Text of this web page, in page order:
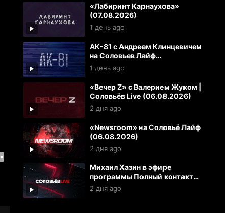
«Лабиринт Карнаухова»
(07.08.2026)
1 день ago
АК-81 с Андреем Клинцевичем
на Соловьев Лайф
(07.08.2026)
1 день ago
«Вечер Z» с Валерием Жуком |
Соловьёв Live (06.08.2026)
2 дня ago
«Newsroom» на Соловьё Лайф
(06.08.2026)
2 дня ago
Михаил Хазин в эфире
программы Полный контакт
(06.08.2026)
2 дня ago